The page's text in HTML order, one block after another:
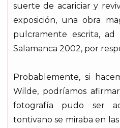
suerte de acariciar y
exposición, una obra
pulcramente escrita, ad
Salamanca 2002, por
Probablemente, si
Wilde, podríamos
fotografía pudo ser
tontivano se miraba en